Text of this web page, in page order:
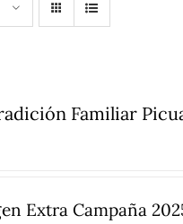
Familiar
Extra Campaña